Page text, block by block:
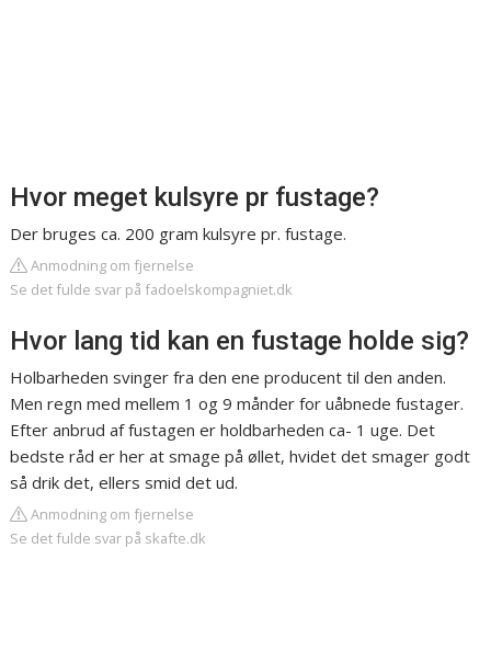
Hvor meget kulsyre pr fustage?
Der bruges ca. 200 gram kulsyre pr. fustage.
Anmodning om fjernelse
Se det fulde svar på fadoelskompagniet.dk
Hvor lang tid kan en fustage holde sig?
Holbarheden svinger fra den ene producent til den anden.
Men regn med mellem 1 og 9 månder for uåbnede fustager.
Efter anbrud af fustagen er holdbarheden ca- 1 uge. Det
bedste råd er her at smage på øllet, hvidet det smager godt
så drik det, ellers smid det ud.
Anmodning om fjernelse
Se det fulde svar på skafte.dk